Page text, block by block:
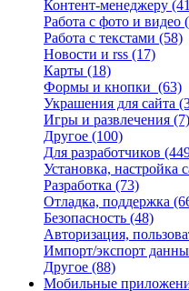
Контент-менеджеру
Работа с фото и видео
Работа с текстами (58)
Новости и rss (17)
Карты (18)
Формы и кнопки (63)
Украшения для сайта
Игры и развлечения (7)
Другое (100)
Для разработчиков
Установка, настройка
Разработка (73)
Отладка, поддержка
Безопасность (48)
Авторизация,
Импорт/экспорт
Другое (88)
Мобильные